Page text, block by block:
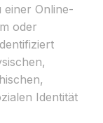
einer Online-
oder
Identität